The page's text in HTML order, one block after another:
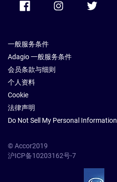
一般服务条件
Adagio 一般服务条件
会员条款与细则
个人资料
Cookie
法律声明
Do Not Sell My Personal Information
© Accor2019
沪ICP备10203162号-7